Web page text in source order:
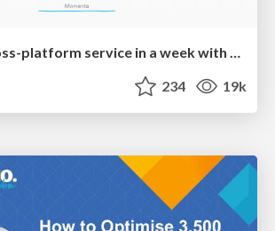
Build your cross-platform service in a week with App Engine
234 19k